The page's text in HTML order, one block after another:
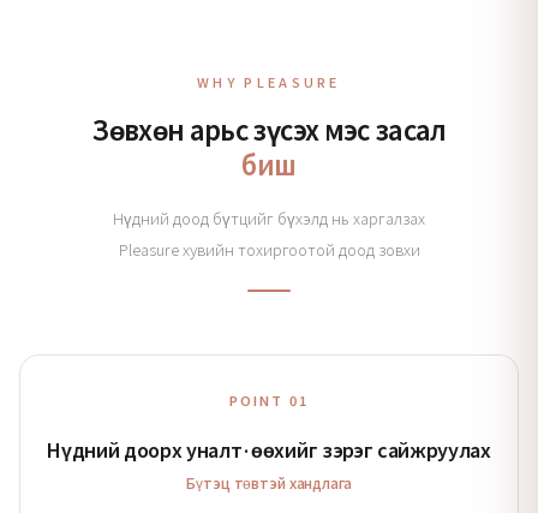
WHY PLEASURE
Зөвхөн арьс зүсэх мэс засал
биш
Нүдний доод бүтцийг бүхэлд нь харгалзах
Pleasure хувийн тохиргоотой доод зовхи
POINT 01
Нүдний доорх уналт·өөхийг зэрэг сайжруулах
Бүтэц төвтэй хандлага